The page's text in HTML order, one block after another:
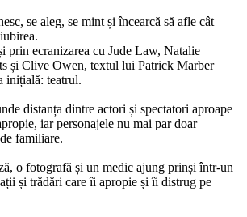
se aleg, se mint și încearcă să afle cât
prin ecranizarea cu Jude Law, Natalie
și Clive Owen, textul lui Patrick Marber
inițială: teatrul.
distanța dintre actori și spectatori aproape
iar personajele nu mai par doar
familiare.
o fotografă și un medic ajung prinși într-un
și trădări care îi apropie și îi distrug pe